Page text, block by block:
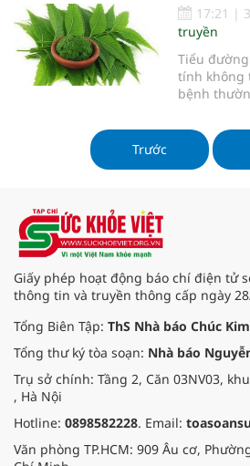
17:21 |
truyền
Tiểu
tính không
bệnh
đường
sự phụ
và nguy
Trước
Giấy phép hoạt động báo chí điện tử
thông tin và truyền thông cấp ngày
Tổng Biên Tập: ThS Nhà báo Chúc
Tổng thư ký tòa soạn: Nhà báo
Trụ sở chính: Tầng 2, Căn 03NV03,
, Hà Nội
Hotline: 0898582228. Email:
Văn phòng TP.HCM: 909 Âu cơ,